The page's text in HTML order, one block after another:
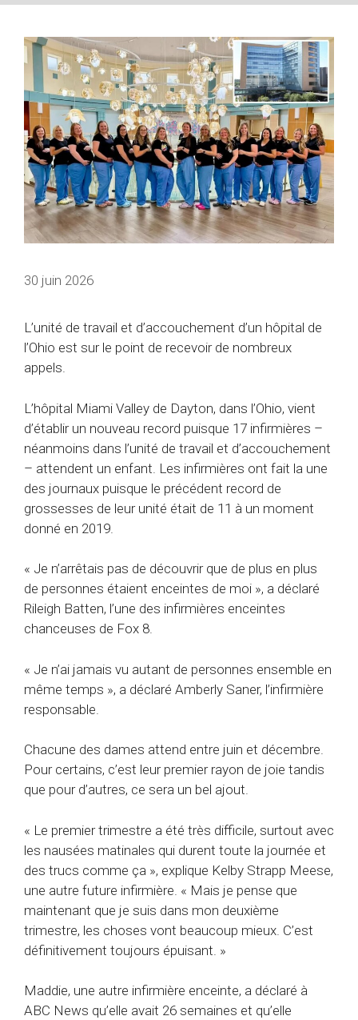
30 juin 2026
L’unité de travail et d’accouchement d’un hôpital de
l’Ohio est sur le point de recevoir de nombreux
appels.
L’hôpital Miami Valley de Dayton, dans l’Ohio, vient
d’établir un nouveau record puisque 17 infirmières –
néanmoins dans l’unité de travail et d’accouchement
– ​​attendent un enfant. Les infirmières ont fait la une
des journaux puisque le précédent record de
grossesses de leur unité était de 11 à un moment
donné en 2019.
« Je n’arrêtais pas de découvrir que de plus en plus
de personnes étaient enceintes de moi », a déclaré
Rileigh Batten, l’une des infirmières enceintes
chanceuses de Fox 8.
« Je n’ai jamais vu autant de personnes ensemble en
même temps », a déclaré Amberly Saner, l’infirmière
responsable.
Chacune des dames attend entre juin et décembre.
Pour certains, c’est leur premier rayon de joie tandis
que pour d’autres, ce sera un bel ajout.
« Le premier trimestre a été très difficile, surtout avec
les nausées matinales qui durent toute la journée et
des trucs comme ça », explique Kelby Strapp Meese,
une autre future infirmière. « Mais je pense que
maintenant que je suis dans mon deuxième
trimestre, les choses vont beaucoup mieux. C’est
définitivement toujours épuisant. »
Maddie, une autre infirmière enceinte, a déclaré à
ABC News qu’elle avait 26 semaines et qu’elle